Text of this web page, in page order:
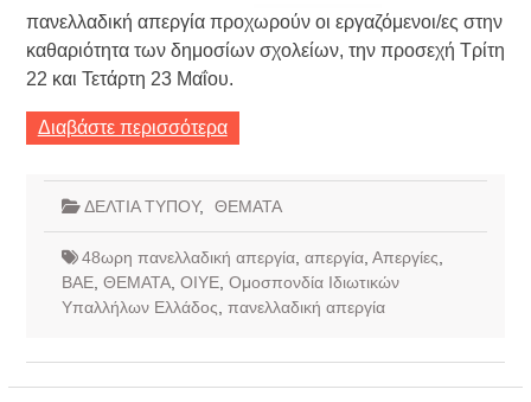
πανελλαδική απεργία προχωρούν οι εργαζόμενοι/ες στην
καθαριότητα των δημοσίων σχολείων, την προσεχή Τρίτη
22 και Τετάρτη 23 Μαΐου.
Διαβάστε περισσότερα
ΔΕΛΤΙΑ ΤΥΠΟΥ, ΘΕΜΑΤΑ
48ωρη πανελλαδική απεργία, απεργία, Απεργίες
ΒΑΕ, ΘΕΜΑΤΑ, ΟΙΥΕ, Ομοσπονδία Ιδιωτικών
Υπαλλήλων Ελλάδος πανελλαδική απεργία